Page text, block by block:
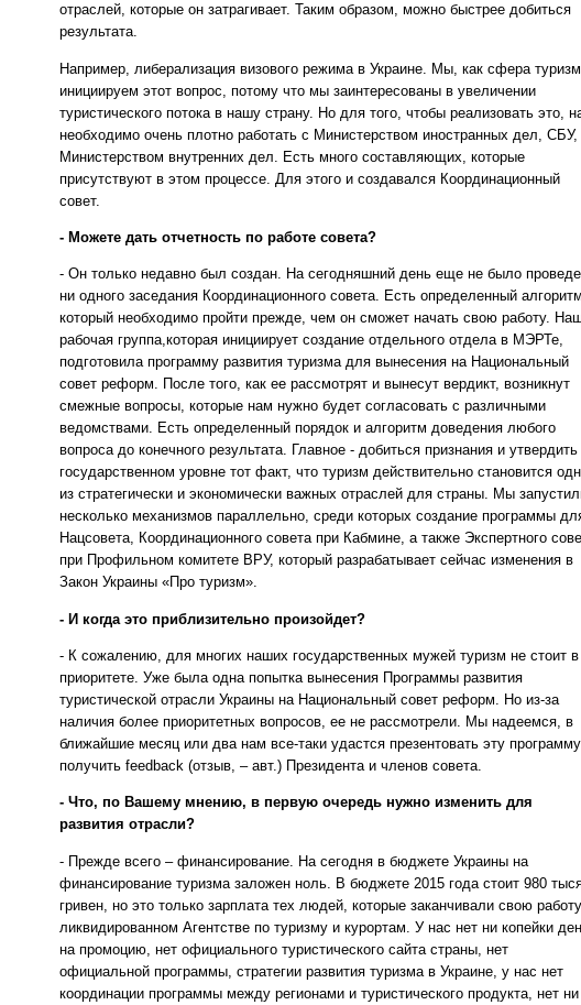
отраслей, которые он затрагивает. Таким образом, можно быстрее добиться
результата.
Например, либерализация визового режима в Украине. Мы, как сфера
инициируем этот вопрос, потому что мы заинтересованы в увеличении
туристического потока в нашу страну. Но для того, чтобы реализовать это,
необходимо очень плотно работать с Министерством иностранных дел, СБУ,
Министерством внутренних дел. Есть много составляющих, которые
присутствуют в этом процессе. Для этого и создавался Координационный
совет.
- Можете дать отчетность по работе совета?
- Он только недавно был создан. На сегодняшний день еще не было
ни одного заседания Координационного совета. Есть определенный
который необходимо пройти прежде, чем он сможет начать свою работу.
рабочая группа,которая инициирует создание отдельного отдела в МЭРТе,
подготовила программу развития туризма для вынесения на Национальный
совет реформ. После того, как ее рассмотрят и вынесут вердикт, возникнут
смежные вопросы, которые нам нужно будет согласовать с различными
ведомствами. Есть определенный порядок и алгоритм доведения любого
вопроса до конечного результата. Главное - добиться признания и утвердить
государственном уровне тот факт, что туризм действительно становится
из стратегически и экономически важных отраслей для страны. Мы
несколько механизмов параллельно, среди которых создание программы
Нацсовета, Координационного совета при Кабмине, а также Экспертного
при Профильном комитете ВРУ, который разрабатывает сейчас изменения в
Закон Украины «Про туризм».
- И когда это приблизительно произойдет?
- К сожалению, для многих наших государственных мужей туризм не стоит в
приоритете. Уже была одна попытка вынесения Программы развития
туристической отрасли Украины на Национальный совет реформ. Но из-за
наличия более приоритетных вопросов, ее не рассмотрели. Мы надеемся, в
ближайшие месяц или два нам все-таки удастся презентовать эту
получить feedback (отзыв, – авт.) Президента и членов совета.
- Что, по Вашему мнению, в первую очередь нужно изменить для
развития отрасли?
- Прежде всего – финансирование. На сегодня в бюджете Украины на
финансирование туризма заложен ноль. В бюджете 2015 года стоит 980
гривен, но это только зарплата тех людей, которые заканчивали свою
ликвидированном Агентстве по туризму и курортам. У нас нет ни копейки
на промоцию, нет официального туристического сайта страны, нет
официальной программы, стратегии развития туризма в Украине, у нас нет
координации программы между регионами и туристического продукта, нет ни